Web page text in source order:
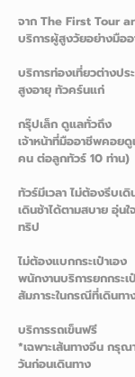
“ทัวร์อุ่นใจ
จาก The First Tour
บริการผู้สูงวัยอย่างมืออ
บริการท่องเที่ยวต่างป
สูงอายุ ทัวคร์นแก่
กรุ๊ปเล็ก ดูแลทั่วถึง
เจ้าหน้าที่มืออาชีพคอยดู
คน ต่อลูกทัวร์ 10 ท่าน)
ทัวร์มีเวลา ไม่ต้องรีบเดิน
เดินช้าได้ตามสบาย อุ่นใ
ทริป
ไม่ต้องแบกกระเป๋าเอง
พนักงานบริการยกกระ
สัมภาระในกรณีที่เดินทาง